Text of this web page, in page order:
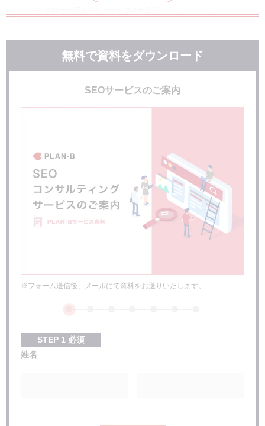
ソフト404
noindexタグによって除外されました
robots.txtによってブロックされました
500番台の場合
まとめ
無料で資料をダウンロード
※フォーム送信後、メールにて資料をお送りいたします。
SEOサービスのご案内
STEP 1 必須
姓名